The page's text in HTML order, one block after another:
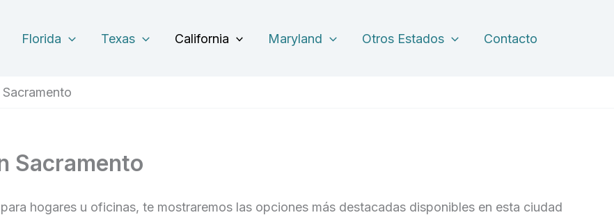
Florida Texas California Maryland Otros Estados Contacto
Sacramento
hogares u oficinas, te mostraremos las opciones más destacadas disponibles en esta ciudad